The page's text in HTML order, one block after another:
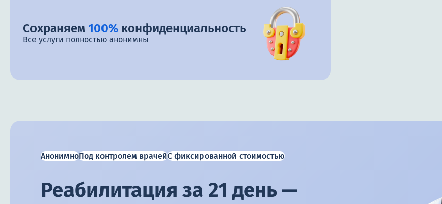
Сохраняем 100% конфиденциальность
Все услуги полностью анонимны
АнонимноПод контролем врачейС фиксированной стоимостью
Реабилитация за 21 день —